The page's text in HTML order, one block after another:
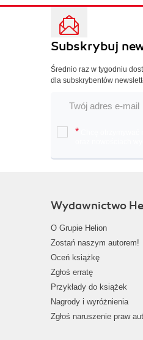
Subskrybuj
Średnio raz w tygodniu
dla subskrybentów
*
Wydawnictwo
O Grupie Helion
Zostań naszym autorem!
Oceń książkę
Zgłoś erratę
Przykłady do książek
Nagrody i wyróżnienia
Zgłoś naruszenie praw